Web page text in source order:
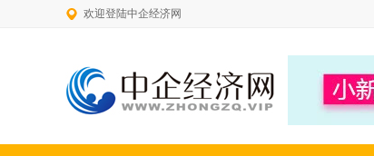
欢迎登陆中企经济网